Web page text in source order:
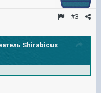
#3
Shirabicus